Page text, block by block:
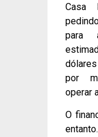
Casa
para
por
operar
O